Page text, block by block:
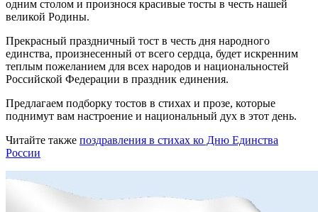
одним столом и произнося красивые тосты в честь нашей
великой Родины.
Прекрасный праздничный тост в честь дня народного
единства, произнесенный от всего сердца, будет искренним
теплым пожеланием для всех народов и национальностей
Российской Федерации в праздник единения.
Предлагаем подборку тостов в стихах и прозе, которые
поднимут вам настроение и национальный дух в этот день.
Читайте также поздравления в стихах ко Дню Единства
России